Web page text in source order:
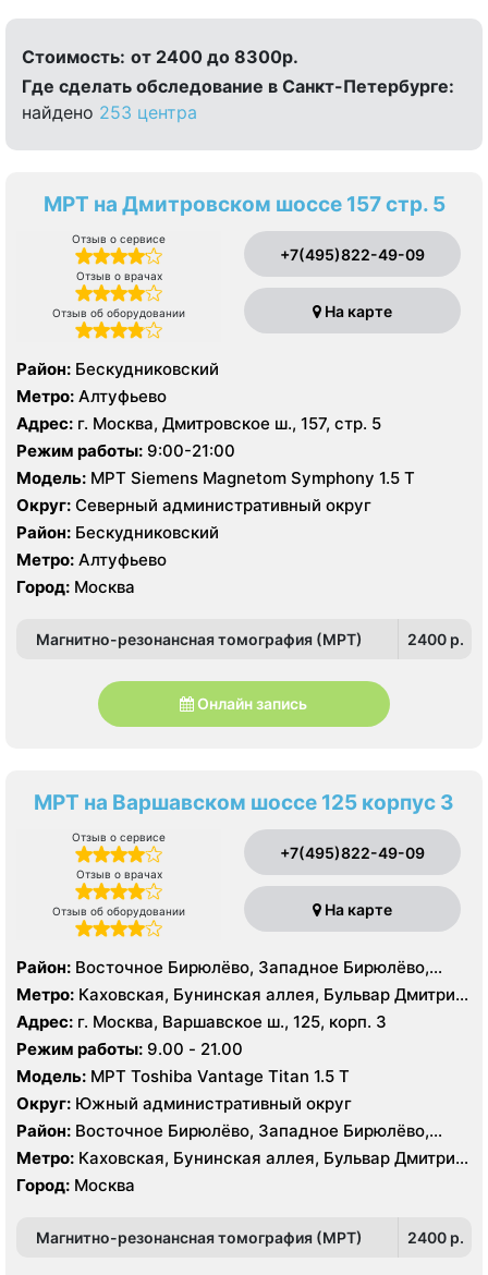
Стоимость: от 2400 до 8300р.
Где сделать обследование в Санкт-Петербурге:
найдено 253 центра
МРТ на Дмитровском шоссе 157 стр. 5
Отзыв о сервисе
Отзыв о врачах
Отзыв об оборудовании
+7(495)822-49-09
На карте
Район: Бескудниковский
Метро: Алтуфьево
Адрес: г. Москва, Дмитровское ш., 157, стр. 5
Режим работы: 9:00-21:00
Модель:
МРТ Siemens Magnetom Symphony 1.5 Т
Округ: Северный административный округ
Район: Бескудниковский
Метро: Алтуфьево
Город: Москва
Магнитно-резонансная томография (МРТ) 2400 p.
Онлайн запись
МРТ на Варшавском шоссе 125 корпус 3
Отзыв о сервисе
Отзыв о врачах
Отзыв об оборудовании
+7(495)822-49-09
На карте
Район: Восточное Бирюлёво, Западное Бирюлёво,
Москворечье-Сабурово, Северное Чертаново,
Центральное Чертаново, Южное Чертаново , Южное
Чертаново , Зюзино, Северное Бутово, Южное Бутово
Метро: Каховская, Бунинская аллея, Бульвар Дмитрия
Донского, Бульвар Адмирала Ушакова, Аннино ,
Пражская, Севастопольская, Улица Академика
Янгеля, Улица Горчакова, Улица Скобелевская, Улица
Старокачаловская, Чертановская, Южная
Адрес: г. Москва, Варшавское ш., 125, корп. 3
Режим работы: 9.00 - 21.00
Модель: МРТ Toshiba Vantage Titan 1.5 Т
Округ: Южный административный округ
Район: Восточное Бирюлёво, Западное Бирюлёво,
Москворечье-Сабурово, Северное Чертаново,
Центральное Чертаново, Южное Чертаново , Южное
Чертаново , Зюзино, Северное Бутово, Южное Бутово
Метро: Каховская, Бунинская аллея, Бульвар Дмитрия
Донского, Бульвар Адмирала Ушакова, Аннино ,
Пражская, Севастопольская, Улица Академика
Янгеля, Улица Горчакова, Улица Скобелевская, Улица
Старокачаловская, Чертановская, Южная
Город: Москва
Магнитно-резонансная томография (МРТ) 2400 p.